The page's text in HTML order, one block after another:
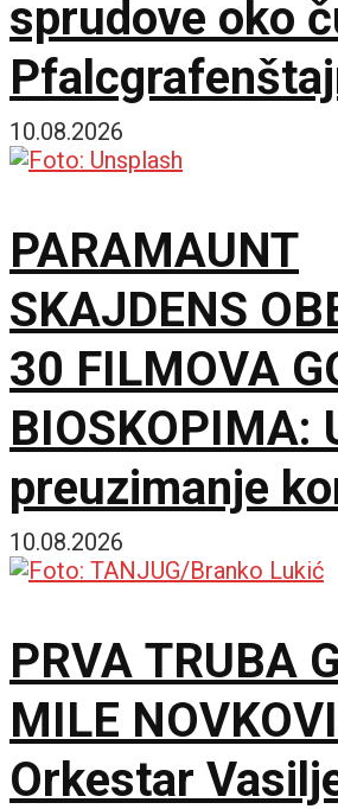
sprudove oko
10.08.2026
PARAMAUNT
SKAJDENS
30 FILMOVA
BIOSKOPIMA:
preuzimanje
Vorner Bros
10.08.2026
PRVA TRUBA
MILE
Orkestar